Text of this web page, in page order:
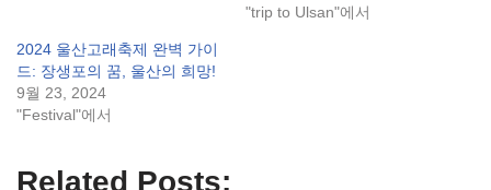
"trip to Ulsan"에서
2024 울산고래축제 완벽 가이
드: 장생포의 꿈, 울산의 희망!
9월 23, 2024
"Festival"에서
Related Posts: